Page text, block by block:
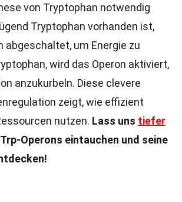
von Tryptophan notwendig
Tryptophan vorhanden ist,
abgeschaltet, um Energie zu
wird das Operon aktiviert,
anzukurbeln. Diese clevere
zeigt, wie effizient
nutzen. Lass uns tiefer
Operons eintauchen und seine